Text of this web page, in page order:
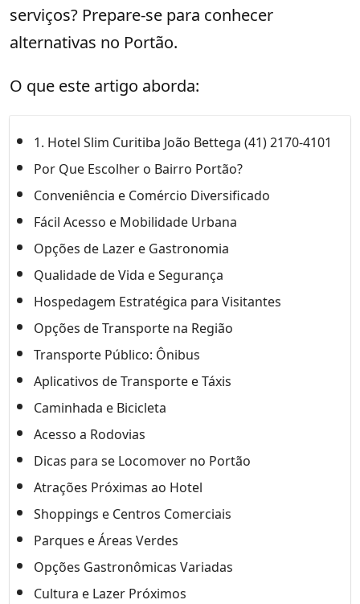
serviços? Prepare-se para conhecer
alternativas no Portão.
O que este artigo aborda:
1. Hotel Slim Curitiba João Bettega (41) 2170-4101
Por Que Escolher o Bairro Portão?
Conveniência e Comércio Diversificado
Fácil Acesso e Mobilidade Urbana
Opções de Lazer e Gastronomia
Qualidade de Vida e Segurança
Hospedagem Estratégica para Visitantes
Opções de Transporte na Região
Transporte Público: Ônibus
Aplicativos de Transporte e Táxis
Caminhada e Bicicleta
Acesso a Rodovias
Dicas para se Locomover no Portão
Atrações Próximas ao Hotel
Shoppings e Centros Comerciais
Parques e Áreas Verdes
Opções Gastronômicas Variadas
Cultura e Lazer Próximos